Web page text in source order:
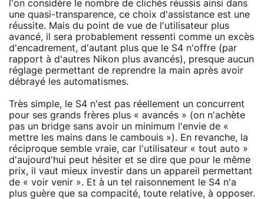
l'on considère le nombre de clichés réussis ainsi dans
une quasi-transparence, ce choix d'assistance est une
réussite. Mais du point de vue de l'utilisateur plus
avancé, il sera probablement ressenti comme un excès
d'encadrement, d'autant plus que le S4 n'offre (par
rapport à d'autres Nikon plus avancés), presque aucun
réglage permettant de reprendre la main après avoir
débrayé les automatismes.
Très simple, le S4 n'est pas réellement un concurrent
pour ses grands frères plus « avancés » (on n'achète
pas un bridge sans avoir un minimum l'envie de «
mettre les mains dans le cambouis »). En revanche, la
réciproque semble vraie, car l'utilisateur « tout auto »
d'aujourd'hui peut hésiter et se dire que pour le même
prix, il vaut mieux investir dans un appareil permettant
de « voir venir ». Et à un tel raisonnement le S4 n'a
plus guère que sa compacité, toute relative, à opposer.